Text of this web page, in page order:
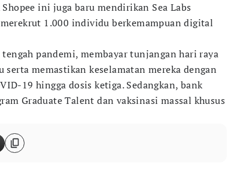
ini juga baru mendirikan Sea Labs
1.000 individu berkemampuan digital
pandemi, membayar tunjangan hari raya
serta memastikan keselamatan mereka dengan
19 hingga dosis ketiga. Sedangkan, bank
Graduate Talent dan vaksinasi massal khusus